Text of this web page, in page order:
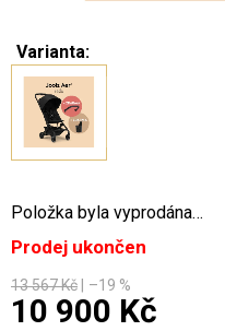
Varianta:
Položka byla vyprodána…
Prodej ukončen
13 567 Kč
–19 %
10 900 Kč